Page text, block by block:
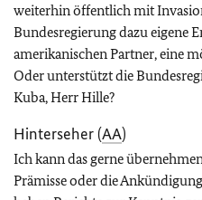
weiterhin öffentlich mit
Bundesregierung dazu eigene
amerikanischen Partner, eine
Oder unterstützt die
Kuba, Herr Hille?
Hinterseher (AA)
Ich kann das gerne
Prämisse oder die